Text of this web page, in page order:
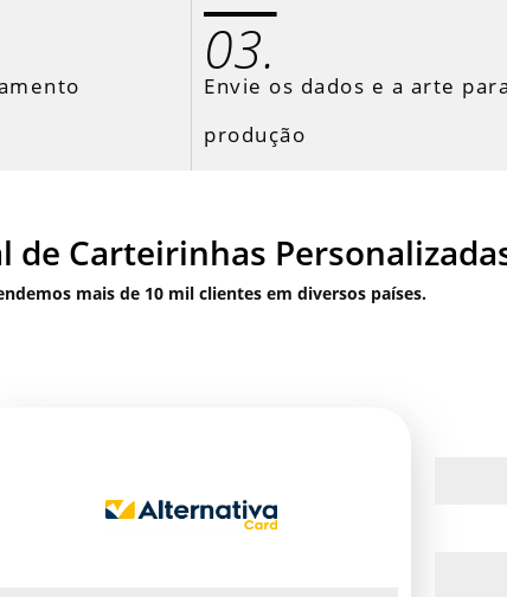
03.
Envie os dados e a arte para
produção
de Carteirinhas
mais de 10 mil clientes em diversos países.